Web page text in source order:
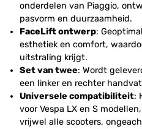
onderdelen van Piaggio,
pasvorm en duurzaamheid.
FaceLift ontwerp:
esthetiek en comfort,
uitstraling krijgt.
Set van twee: Wordt
een linker en rechter
Universele compatibiliteit:
voor Vespa LX en S
vrijwel alle scooters,